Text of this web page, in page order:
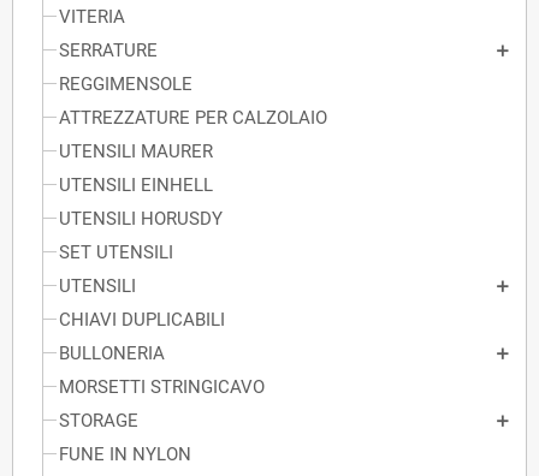
VITERIA
SERRATURE
REGGIMENSOLE
ATTREZZATURE PER CALZOLAIO
UTENSILI MAURER
UTENSILI EINHELL
UTENSILI HORUSDY
SET UTENSILI
UTENSILI
CHIAVI DUPLICABILI
BULLONERIA
MORSETTI STRINGICAVO
STORAGE
FUNE IN NYLON